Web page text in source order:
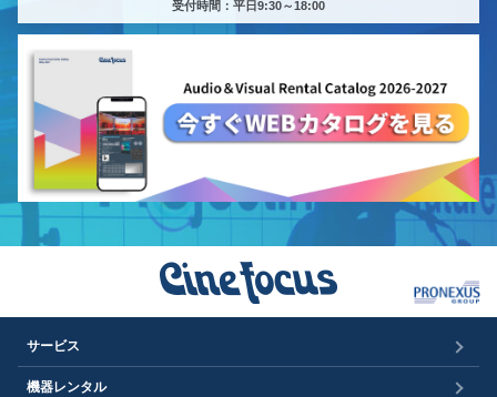
受付時間：平日9:30～18:00
サービス
機器レンタル